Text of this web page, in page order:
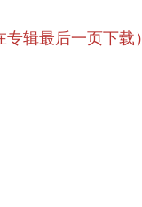
辑最后一页下载）